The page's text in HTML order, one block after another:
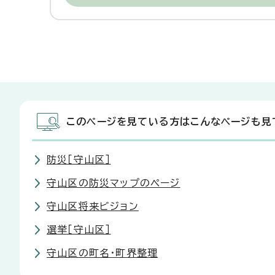
このページを見ている方はこんなページも見
防災［守山区］
守山区の防災マップのページ
守山区将来ビジョン
選挙［守山区］
守山区の町名・町界整理